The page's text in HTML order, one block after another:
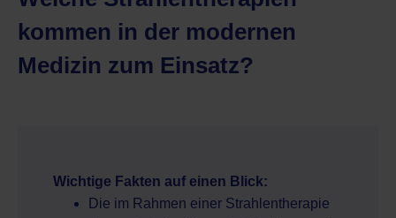
kommen in der modernen
Medizin zum Einsatz?
Wichtige Fakten auf einen Blick:
Die im Rahmen einer Strahlentherapie